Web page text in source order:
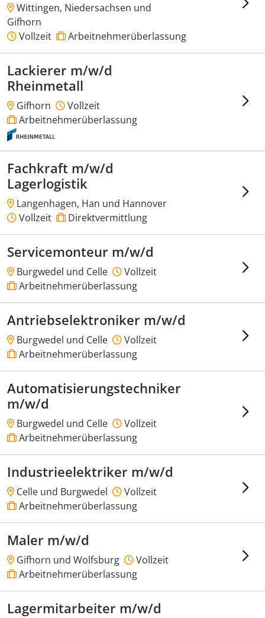
Wittingen, Niedersachsen und
Gifhorn
Vollzeit
Arbeitnehmerüberlassung
Lackierer m/w/d
Rheinmetall
Gifhorn
Vollzeit
Arbeitnehmerüberlassung
Fachkraft m/w/d
Lagerlogistik
Langenhagen, Han und Hannover
Vollzeit
Direktvermittlung
Servicemonteur m/w/d
Burgwedel und Celle
Vollzeit
Arbeitnehmerüberlassung
Antriebselektroniker m/w/d
Burgwedel und Celle
Vollzeit
Arbeitnehmerüberlassung
Automatisierungstechniker
m/w/d
Burgwedel und Celle
Vollzeit
Arbeitnehmerüberlassung
Industrieelektriker m/w/d
Celle und Burgwedel
Vollzeit
Arbeitnehmerüberlassung
Maler m/w/d
Gifhorn und Wolfsburg
Vollzeit
Arbeitnehmerüberlassung
Lagermitarbeiter m/w/d